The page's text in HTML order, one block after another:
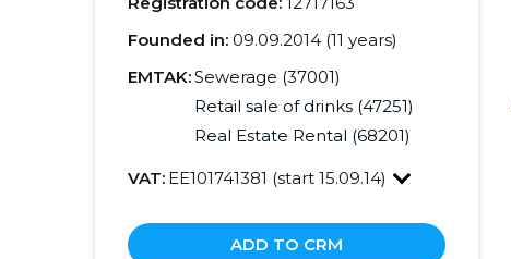
Founded in: 09.09.2014 (11 years)
EMTAK:Sewerage (37001)
Retail sale of drinks (47251)
Real Estate Rental (68201)
VAT: EE101741381 (start 15.09.14)
ADD TO CRM